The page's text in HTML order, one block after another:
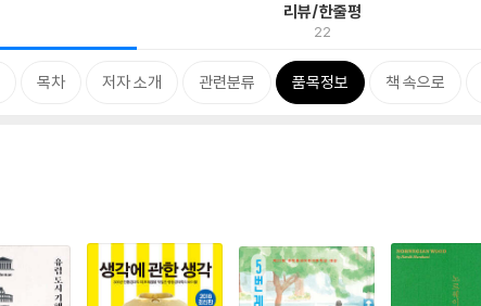
리뷰/한줄평
22
목차 저자 소개 관련분류 품목정보 책 속으로